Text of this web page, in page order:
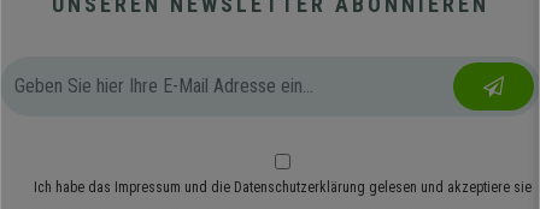
Ich habe das Impressum und die Datenschutzerklärung gelesen und akzeptiere sie